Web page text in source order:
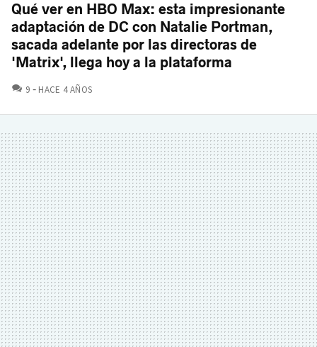
Qué ver en HBO Max: esta impresionante
adaptación de DC con Natalie Portman,
sacada adelante por las directoras de
'Matrix', llega hoy a la plataforma
9 COMENTARIOS
HACE 4 AÑOS